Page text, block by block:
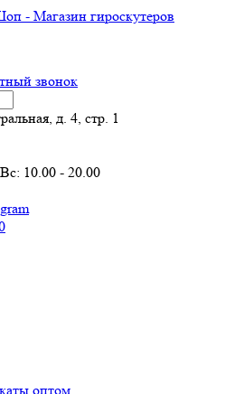
звонок
д. 4, стр. 1
10.00 - 20.00
оптом